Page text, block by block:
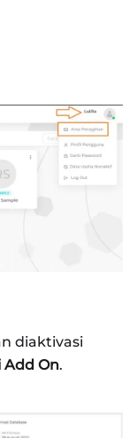
diaktivasi
Add On.